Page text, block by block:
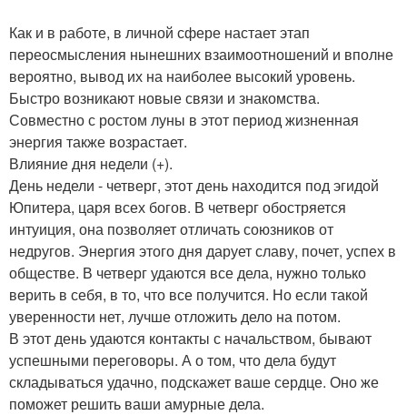
Как и в работе, в личной сфере настает этап
переосмысления нынешних взаимоотношений и вполне
вероятно, вывод их на наиболее высокий уровень.
Быстро возникают новые связи и знакомства.
Совместно с ростом луны в этот период жизненная
энергия также возрастает.
Влияние дня недели (+).
День недели - четверг, этот день находится под эгидой
Юпитера, царя всех богов. В четверг обостряется
интуиция, она позволяет отличать союзников от
недругов. Энергия этого дня дарует славу, почет, успех в
обществе. В четверг удаются все дела, нужно только
верить в себя, в то, что все получится. Но если такой
уверенности нет, лучше отложить дело на потом.
В этот день удаются контакты с начальством, бывают
успешными переговоры. А о том, что дела будут
складываться удачно, подскажет ваше сердце. Оно же
поможет решить ваши амурные дела.